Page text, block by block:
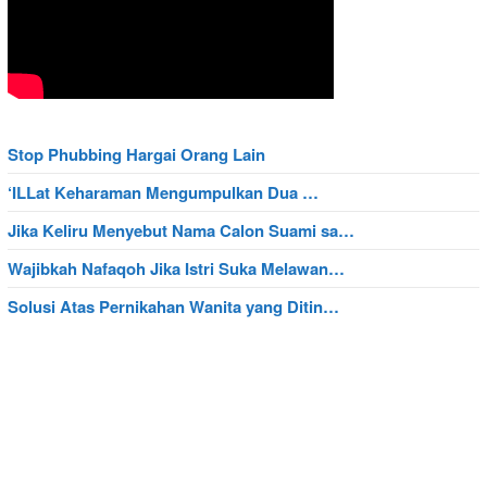
Stop Phubbing Hargai Orang Lain
‘ILLat Keharaman Mengumpulkan Dua …
Jika Keliru Menyebut Nama Calon Suami sa…
Wajibkah Nafaqoh Jika Istri Suka Melawan…
Solusi Atas Pernikahan Wanita yang Ditin…